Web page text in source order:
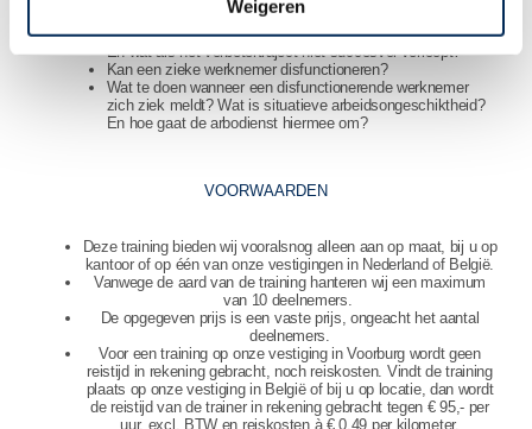
Weigeren
Hoe pak je de situatie van disfunctioneren aan?
Hoe verloopt een verbetertraject?
En wat als het verbetertraject niet succesvol verloopt?
Kan een zieke werknemer disfunctioneren?
Wat te doen wanneer een disfunctionerende werknemer
zich ziek meldt? Wat is situatieve arbeidsongeschiktheid?
En hoe gaat de arbodienst hiermee om?
VOORWAARDEN
Deze training bieden wij vooralsnog alleen aan op maat, bij u op
kantoor of op één van onze vestigingen in Nederland of België.
Vanwege de aard van de training hanteren wij een maximum
van 10 deelnemers.
De opgegeven prijs is een vaste prijs, ongeacht het aantal
deelnemers.
Voor een training op onze vestiging in Voorburg wordt geen
reistijd in rekening gebracht, noch reiskosten. Vindt de training
plaats op onze vestiging in België of bij u op locatie, dan wordt
de reistijd van de trainer in rekening gebracht tegen € 95,- per
uur, excl. BTW en reiskosten à € 0,49 per kilometer.